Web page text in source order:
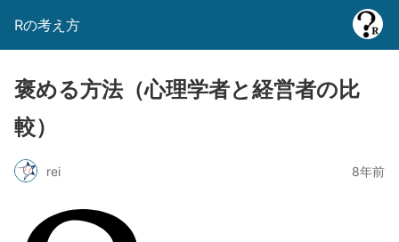
Rの考え方
褒める方法（心理学者と経営者の比
較）
rei 8年前